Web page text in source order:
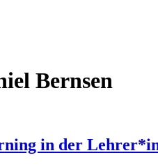
Bernsen
in der